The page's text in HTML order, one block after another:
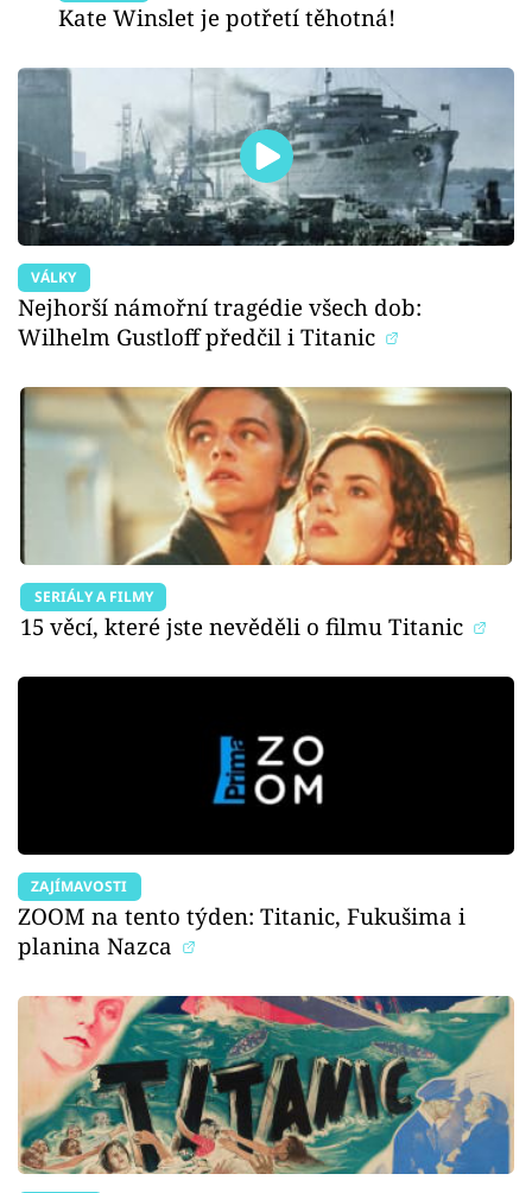
Kate Winslet je potřetí těhotná!
VÁLKY
Nejhorší námořní tragédie všech dob:
Wilhelm Gustloff předčil i Titanic
SERIÁLY A FILMY
15 věcí, které jste nevěděli o filmu Titanic
ZAJÍMAVOSTI
ZOOM na tento týden: Titanic, Fukušima i
planina Nazca